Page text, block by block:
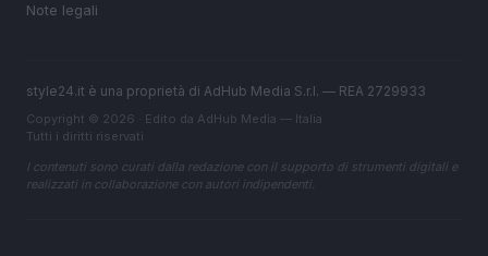
Note legali
style24.it è una proprietà di AdHub Media S.r.l. — REA 2729933
Copyright © 2026 · Edito da AdHub Media — Italia
Tutti i diritti riservati
I contenuti sono curati dalla redazione con il supporto di strumenti digitali e
realizzati in collaborazione con autori indipendenti.